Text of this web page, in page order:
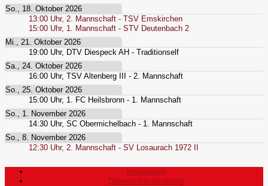
So., 18. Oktober 2026
13:00 Uhr, 2. Mannschaft - TSV Emskirchen
15:00 Uhr, 1. Mannschaft - STV Deutenbach 2
Mi., 21. Oktober 2026
19:00 Uhr, DTV Diespeck AH - Traditionself
Sa., 24. Oktober 2026
16:00 Uhr, TSV Altenberg III - 2. Mannschaft
So., 25. Oktober 2026
15:00 Uhr, 1. FC Heilsbronn - 1. Mannschaft
So., 1. November 2026
14:30 Uhr, SC Obermichelbach - 1. Mannschaft
So., 8. November 2026
12:30 Uhr, 2. Mannschaft - SV Losaurach 1972 II
Impressum
Datenschutzerklärung